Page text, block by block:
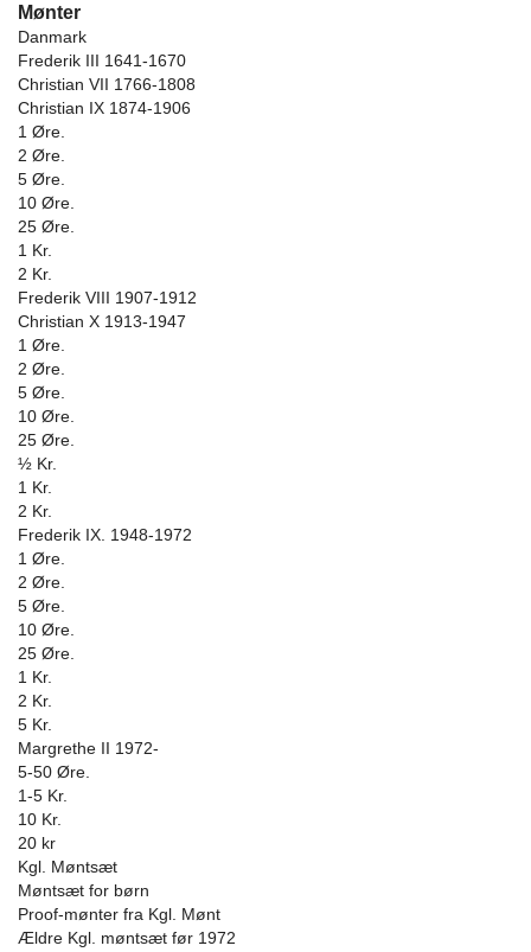
Mønter
Danmark
Frederik III 1641-1670
Christian VII 1766-1808
Christian IX 1874-1906
1 Øre.
2 Øre.
5 Øre.
10 Øre.
25 Øre.
1 Kr.
2 Kr.
Frederik VIII 1907-1912
Christian X 1913-1947
1 Øre.
2 Øre.
5 Øre.
10 Øre.
25 Øre.
½ Kr.
1 Kr.
2 Kr.
Frederik IX. 1948-1972
1 Øre.
2 Øre.
5 Øre.
10 Øre.
25 Øre.
1 Kr.
2 Kr.
5 Kr.
Margrethe II 1972-
5-50 Øre.
1-5 Kr.
10 Kr.
20 kr
Kgl. Møntsæt
Møntsæt for børn
Proof-mønter fra Kgl. Mønt
Ældre Kgl. møntsæt før 1972